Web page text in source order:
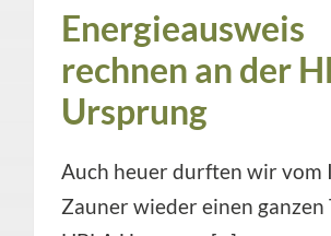
Energieausweis
rechnen an der
Ursprung
Auch heuer durften wir vom
Zauner wieder einen ganzen